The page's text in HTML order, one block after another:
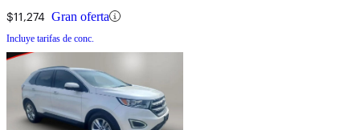
$11,274 Gran oferta
Incluye tarifas de conc.